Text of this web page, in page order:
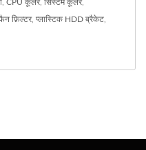
CPU कूलर, सिस्टम कूलर,
फ़िल्टर, प्लास्टिक HDD ब्रैकेट